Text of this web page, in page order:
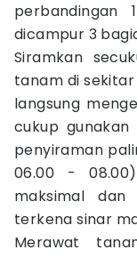
dicampur 3
Siramkan
tanam di
langsung
cukup
penyiraman
06.00 -
maksimal dan
terkena sinar
Merawat